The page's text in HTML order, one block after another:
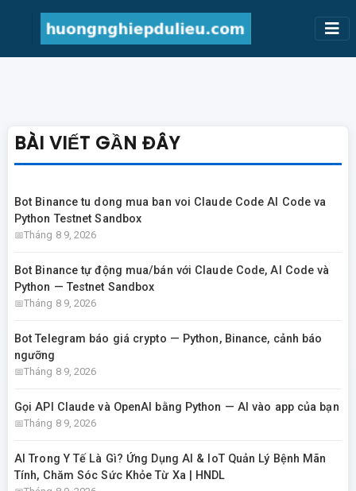
BÀI VIẾT GẦN ĐÂY
Bot Binance tu dong mua ban voi Claude Code AI Code va
Python Testnet Sandbox
Tháng 8 9, 2026
Bot Binance tự động mua/bán với Claude Code, AI Code và
Python — Testnet Sandbox
Tháng 8 9, 2026
Bot Telegram báo giá crypto — Python, Binance, cảnh báo
ngưỡng
Tháng 8 9, 2026
Gọi API Claude và OpenAI bằng Python — AI vào app của bạn
Tháng 8 9, 2026
AI Trong Y Tế Là Gì? Ứng Dụng AI & IoT Quản Lý Bệnh Mãn
Tính, Chăm Sóc Sức Khỏe Từ Xa | HNDL